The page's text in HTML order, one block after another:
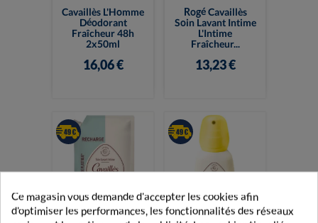
Cavaillès L'Homme
Déodorant
Fraîcheur 48h
2x50ml
16,06 €
Rogé Cavaillès
Soin Lavant Intime
L'Intime
Fraîcheur...
13,23 €
Ce magasin vous demande d'accepter les cookies afin
d'optimiser les performances, les fonctionnalités des réseaux